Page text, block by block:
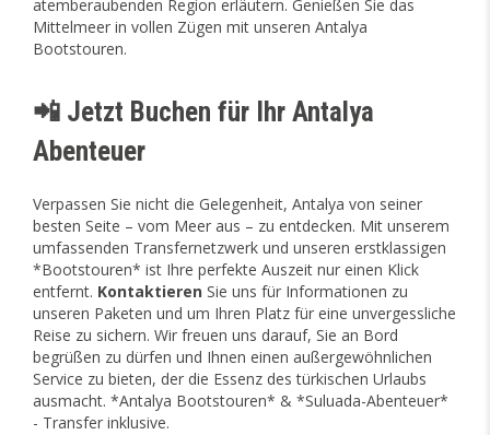
atemberaubenden Region erläutern. Genießen Sie das
Mittelmeer in vollen Zügen mit unseren Antalya
Bootstouren.
📲 Jetzt Buchen für Ihr Antalya
Abenteuer
Verpassen Sie nicht die Gelegenheit, Antalya von seiner
besten Seite – vom Meer aus – zu entdecken. Mit unserem
umfassenden Transfernetzwerk und unseren erstklassigen
*Bootstouren* ist Ihre perfekte Auszeit nur einen Klick
entfernt. Kontaktieren Sie uns für Informationen zu
unseren Paketen und um Ihren Platz für eine unvergessliche
Reise zu sichern. Wir freuen uns darauf, Sie an Bord
begrüßen zu dürfen und Ihnen einen außergewöhnlichen
Service zu bieten, der die Essenz des türkischen Urlaubs
ausmacht. *Antalya Bootstouren* & *Suluada-Abenteuer*
- Transfer inklusive.